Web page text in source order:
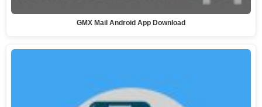
GMX Mail Android App Download